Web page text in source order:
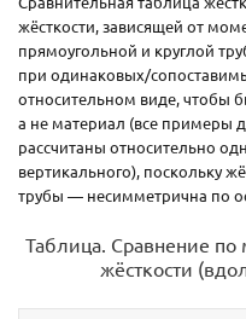
жёсткости, зависящей от
прямоугольной и круглой
при одинаковых/
относительном виде, чтобы
а не материал (все примеры
рассчитаны относительно
вертикального), поскольку
трубы — несимметрична по
Таблица. Сравнение
жёсткости